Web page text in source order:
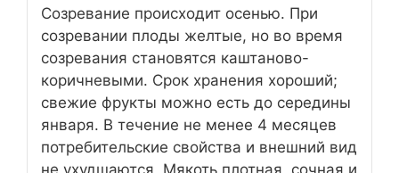
Созревание происходит осенью. При
созревании плоды желтые, но во время
созревания становятся каштаново-
коричневыми. Срок хранения хороший;
свежие фрукты можно есть до середины
января. В течение не менее 4 месяцев
потребительские свойства и внешний вид